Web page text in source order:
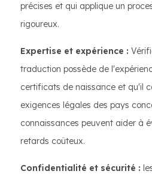
précises et qui applique un
rigoureux.
Expertise et expérience :
traduction possède de
certificats de naissance et qu'il
exigences légales des pays
connaissances peuvent aider à
retards coûteux.
Confidentialité et sécurité :